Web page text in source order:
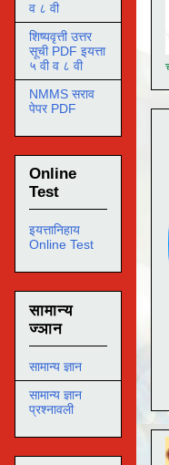
Tube Channel
व ८ वी
शिष्यवृत्ती उत्तर
सूची PDF इयत्ता
५ वी व ८ वी
NMMS सराव
पेपर PDF
Online
Test
इयत्तानिहाय
Online Test
सामान्य
ज्ञान
सामान्य ज्ञान
सामान्य ज्ञान
प्रश्नावली